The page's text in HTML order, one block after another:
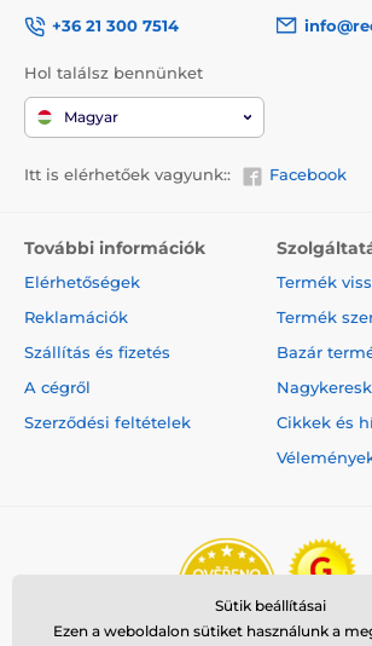
+36 21 300 7514
Hol találsz bennünket
Magyar
Itt is elérhetőek vagyunk:: Facebook
További információk
Elérhetőségek
Reklamációk
Szállítás és fizetés
A cégről
Szerződési feltételek
Termék
Termék
Bazár
Cikkek és
Sütik beállításai
Ezen a weboldalon sütiket használunk a